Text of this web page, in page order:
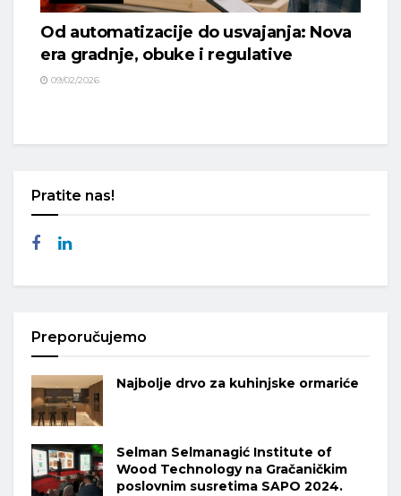
Od automatizacije do usvajanja: Nova
era gradnje, obuke i regulative
09/02/2026
Pratite nas!
Preporučujemo
Najbolje drvo za kuhinjske ormariće
Selman Selmanagić Institute of
Wood Technology na Gračaničkim
poslovnim susretima SAPO 2024.